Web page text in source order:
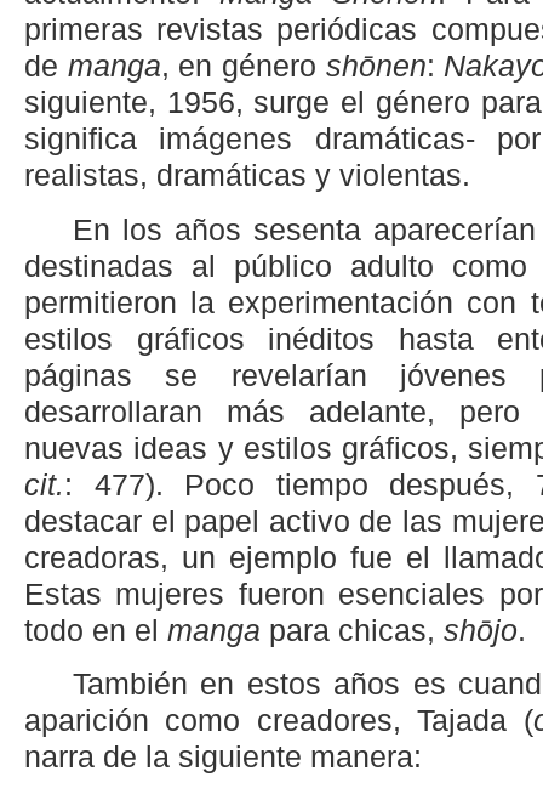
primeras revistas periódicas
de manga, en género shōnen:
siguiente, 1956, surge el género
significa imágenes dramáticas-
realistas, dramáticas y violentas.
En los años sesenta
destinadas al público adulto
permitieron la experimentación con
estilos gráficos inéditos hasta
páginas se revelarían jóvenes
desarrollaran más adelante,
nuevas ideas y estilos gráficos,
cit.: 477). Poco tiempo después,
destacar el papel activo de las
creadoras, un ejemplo fue el
Estas mujeres fueron esenciales
todo en el manga para chicas, shōjo.
También en estos años es
aparición como creadores, Tajada (
narra de la siguiente manera: